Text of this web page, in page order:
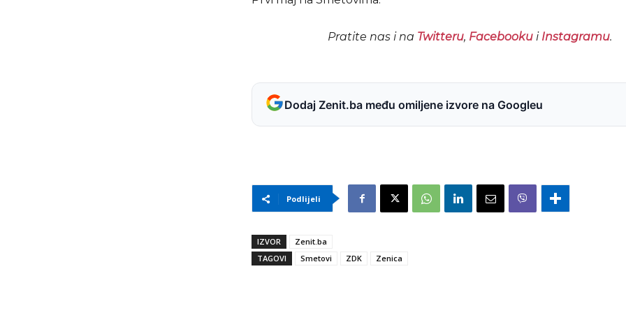
Pratite nas i na Twitteru, Facebookui Instagramu.
Dodaj Zenit.ba među omiljene izvore na Googleu
Podlijeli
IZVOR
Zenit.ba
TAGOVI
Smetovi ZDK Zenica